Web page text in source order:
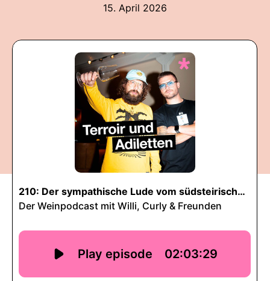
15. April 2026